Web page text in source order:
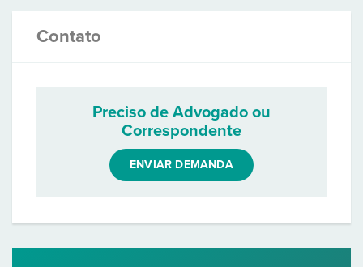
Contato
Preciso de Advogado ou
Correspondente
ENVIAR DEMANDA